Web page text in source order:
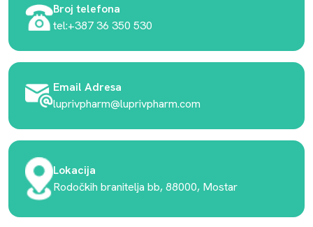
Broj telefona
tel:+387 36 350 530
Email Adresa
luprivpharm@luprivpharm.com
Lokacija
Rodočkih branitelja bb, 88000, Mostar